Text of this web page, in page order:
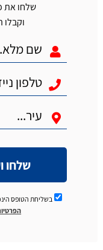
שלחו את
שלחו
בשליחת הטופס